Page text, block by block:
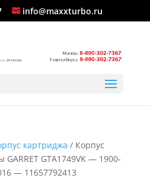
info@maxxturbo.ru
картриджа / Корпус
GTA1749VK — 1900-
— 11657792413